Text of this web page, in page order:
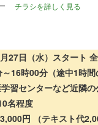
チラシを詳しく見る
27日（水）スタート
00分（途中1時間の
習センターなど近隣の
名程度
円 （テキスト代